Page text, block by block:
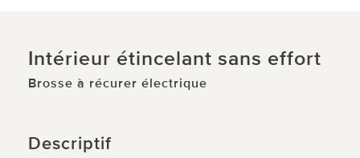
Intérieur étincelant sans effort
Brosse à récurer électrique
Descriptif